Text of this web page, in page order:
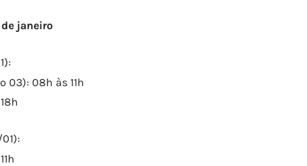
janeiro
03): 08h às 11h